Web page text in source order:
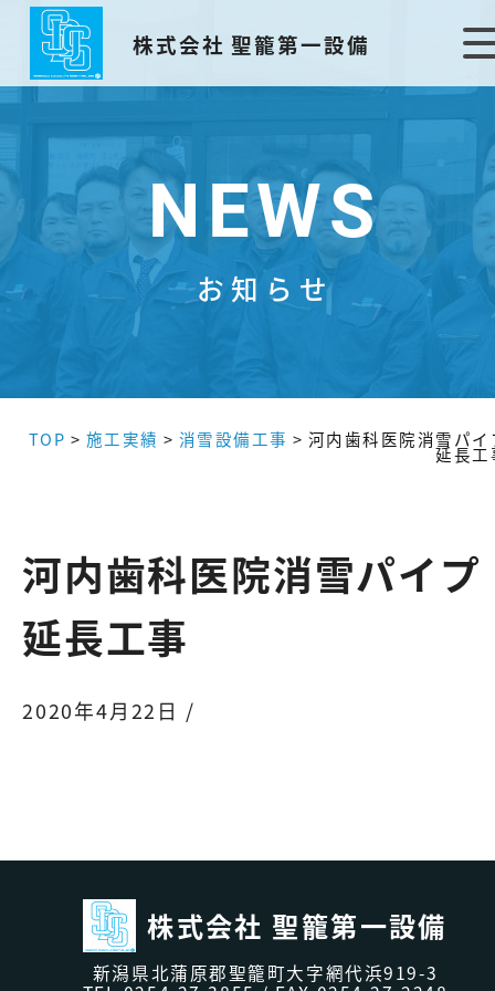
株式会社 聖籠第一設備
NEWS
お知らせ
TOP > 施工実績 > 消雪設備工事 > 河内歯科医院消雪パイ
延長工
河内歯科医院消雪パイプ
延長工事
2020年4月22日 /
株式会社 聖籠第一設備
新潟県北蒲原郡聖籠町大字網代浜919-3